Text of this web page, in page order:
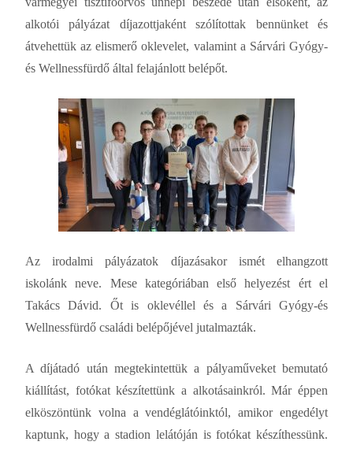
alkotói pályázat díjazottjaként szólítottak bennünket és
átvehettük az elismerő oklevelet, valamint a Sárvári Gyógy-
és Wellnessfürdő által felajánlott belépőt.
Az irodalmi pályázatok díjazásakor ismét elhangzott
iskolánk neve. Mese kategóriában első helyezést ért el
Takács Dávid. Őt is oklevéllel és a Sárvári Gyógy-és
Wellnessfürdő családi belépőjével jutalmazták.
A díjátadó után megtekintettük a pályaműveket bemutató
kiállítást, fotókat készítettünk a alkotásainkról. Már éppen
elköszöntünk volna a vendéglátóinktól, amikor engedélyt
kaptunk, hogy a stadion lelátóján is fotókat készíthessünk.